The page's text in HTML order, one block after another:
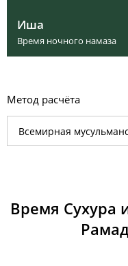
Иша
Время ночного намаза
Метод расчёта
Время Сухура